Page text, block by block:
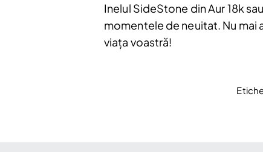
Inelul SideStone din Aur 18k
momentele de neuitat. Nu mai
viața voastră!